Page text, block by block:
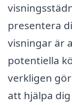
presentera
visningar är
potentiella
verkligen
att hjälpa